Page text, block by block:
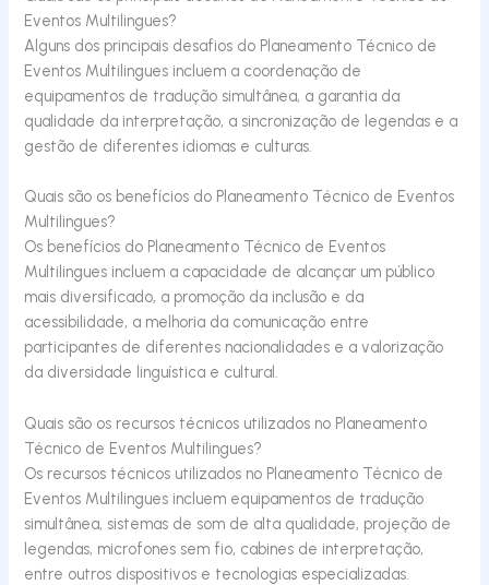
Eventos Multilingues?
Alguns dos principais desafios do Planeamento Técnico de
Eventos Multilingues incluem a coordenação de
equipamentos de tradução simultânea, a garantia da
qualidade da interpretação, a sincronização de legendas e a
gestão de diferentes idiomas e culturas.
Quais são os benefícios do Planeamento Técnico de Eventos
Multilingues?
Os benefícios do Planeamento Técnico de Eventos
Multilingues incluem a capacidade de alcançar um público
mais diversificado, a promoção da inclusão e da
acessibilidade, a melhoria da comunicação entre
participantes de diferentes nacionalidades e a valorização
da diversidade linguística e cultural.
Quais são os recursos técnicos utilizados no Planeamento
Técnico de Eventos Multilingues?
Os recursos técnicos utilizados no Planeamento Técnico de
Eventos Multilingues incluem equipamentos de tradução
simultânea, sistemas de som de alta qualidade, projeção de
legendas, microfones sem fio, cabines de interpretação,
entre outros dispositivos e tecnologias especializadas.